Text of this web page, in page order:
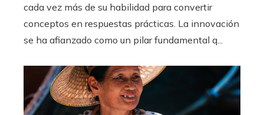
cada vez más de su habilidad para convertir
conceptos en respuestas prácticas. La innovación
se ha afianzado como un pilar fundamental q...